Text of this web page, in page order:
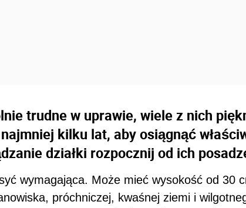
trudne w uprawie, wiele z nich
kilku lat, aby osiągnąć
działki rozpocznij od ich
wymagająca. Może mieć wysokość od 30
próchniczej, kwaśnej ziemi i